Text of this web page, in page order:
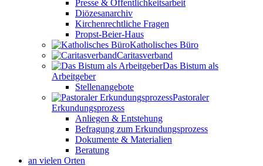
Presse & Öffentlichkeitsarbeit
Diözesanarchiv
Kirchenrechtliche Fragen
Propst-Beier-Haus
Katholisches Büro
Caritasverband
Das Bistum als
Arbeitgeber
Stellenangebote
Pastoraler
Erkundungsprozess
Anliegen & Entstehung
Befragung zum Erkundungsprozess
Dokumente & Materialien
Beratung
an vielen Orten